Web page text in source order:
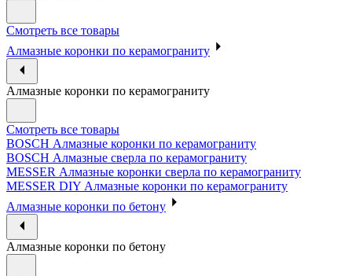
Смотреть все товары
Алмазные коронки по керамограниту
Алмазные коронки по керамограниту
Смотреть все товары
BOSCH Алмазные коронки по керамограниту
BOSCH Алмазные сверла по керамограниту
MESSER Алмазные коронки сверла по керамограниту
MESSER DIY Алмазные коронки по керамограниту
Алмазные коронки по бетону
Алмазные коронки по бетону